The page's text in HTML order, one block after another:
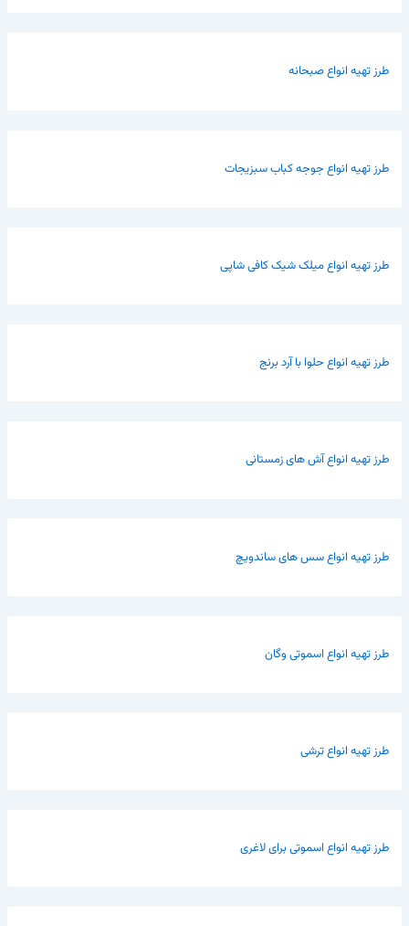
طرز تهیه انواع صبحانه
طرز تهیه انواع جوجه کباب سبزیجات
طرز تهیه انواع میلک شیک کافی شاپی
طرز تهیه انواع حلوا با آرد برنج
طرز تهیه انواع آش های زمستانی
طرز تهیه انواع سس های ساندویچ
طرز تهیه انواع اسموتی وگان
طرز تهیه انواع ترشی
طرز تهیه انواع اسموتی برای لاغری